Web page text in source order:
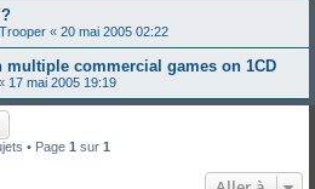
« 20 mai 2005 02:22
multiple commercial games on 1CD
17 mai 2005 19:19
• Page 1 sur 1